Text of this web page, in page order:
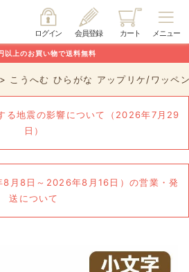
メニュー
カート
会員登録
ログイン
上のお買い物で送料無料
こうへむ ひらがな アップリケ/ワッペ
る地震の影響について（2026年7月29
日）
月8日～2026年8月16日）の営業・発
送について